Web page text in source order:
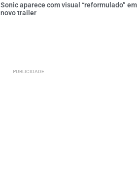
Sonic aparece com visual “reformulado” em
novo trailer
PUBLICIDADE